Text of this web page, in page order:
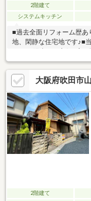
2階建て
システムキッチン
■過去全面リフォーム歴あ
地、閑静な住宅地です♪■
です♪■陽当たり良好♪広
更しておりますので気密
大阪府吹田市
2階建て